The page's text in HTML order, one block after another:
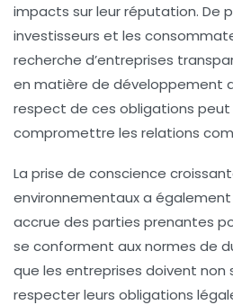
impacts sur leur réputation. De
investisseurs et les
recherche d’entreprises
en matière de développement
respect de ces obligations
compromettre les relations
La prise de conscience
environnementaux a
accrue des parties prenantes
se conforment aux normes de
que les entreprises doivent non
respecter leurs obligations